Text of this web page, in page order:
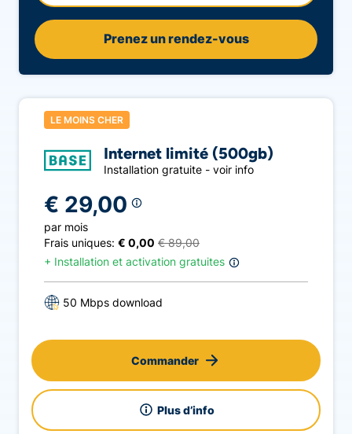
Prenez un rendez-vous
LE MOINS CHER
Internet limité (500gb)
Installation gratuite - voir info
€ 29,00
par mois
Frais uniques: € 0,00 € 89,00
+ Installation et activation gratuites
50 Mbps download
Plus d’info
Commander